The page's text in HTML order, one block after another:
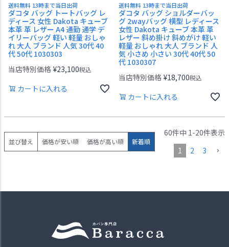
送料無料 13時まで当日出荷
ダコタ バッグ トートバッグ レ
ディース 女性 Dakota キューブ
本革 革 レザー A4 通勤 通学 デ
イリーバッグ 軽い 軽量 おしゃ
れ 大人 ブランド 人気 30代 40
代 50代 1030303
当店特別価格 ¥23,100税込
カートに入れる
送料無料 13時まで当日出荷
ダコタ バッグ ショルダーバッ
グ 2wayバッグ 横型 レディース
女性 Dakota キューブ 本革 革
レザー 斜め掛け 斜めがけ 軽い
軽量 おしゃれ 大人 ブランド 人
気 小さめ 小さい 30代 40代 50
代 1030307
当店特別価格 ¥18,700税込
カートに入れる
並び替え 価格が安い順 価格が高い順 新着順
60件中 1 -20件表示
1
2 3